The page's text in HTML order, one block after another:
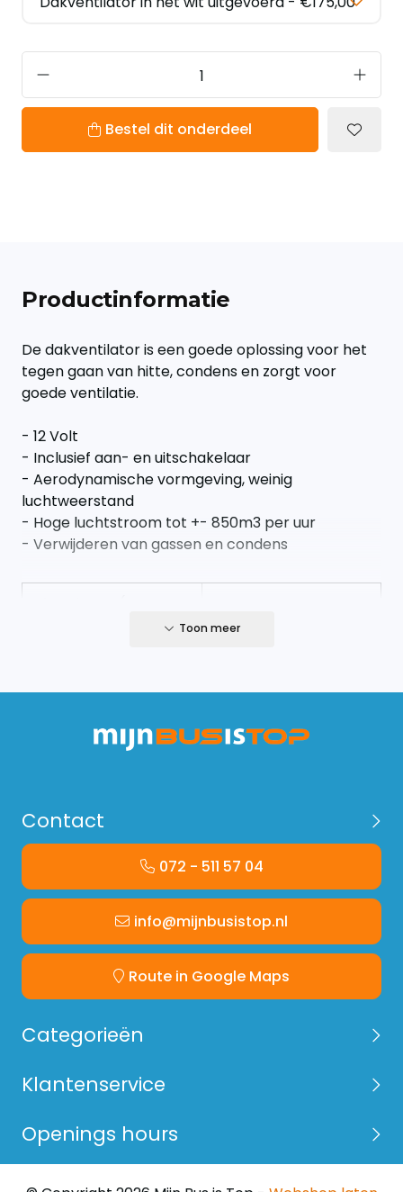
Bestel dit onderdeel
Productinformatie
De dakventilator is een goede oplossing voor het
tegen gaan van hitte, condens en zorgt voor
goede ventilatie.
- 12 Volt
- Inclusief aan- en uitschakelaar
- Aerodynamische vormgeving, weinig
luchtweerstand
- Hoge luchtstroom tot +- 850m3 per uur
- Verwijderen van gassen en condens
850m3 per uur
Materiaal
Toon meer
Contact
072 - 511 57 04
info@mijnbusistop.nl
Route in Google Maps
Categorieën
Klantenservice
Openings hours